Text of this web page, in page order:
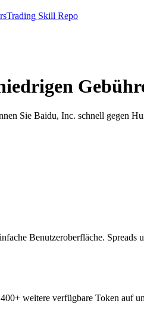
Trading Skill Repo
Sie Baidu, Inc. schnell gegen
Benutzeroberfläche. Spreads
weitere verfügbare Token auf